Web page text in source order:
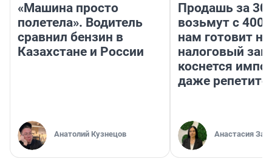
«Машина просто
полетела». Водитель
сравнил бензин в
Казахстане и России
Анатолий Кузнецов
Продашь за
возьмут с
нам готовит
налоговый
коснется
даже
Анастасия